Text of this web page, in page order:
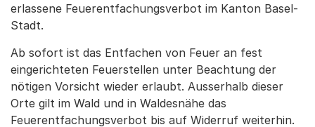
erlassene Feuerentfachungsverbot im Kanton Basel-
Stadt.
Ab sofort ist das Entfachen von Feuer an fest
eingerichteten Feuerstellen unter Beachtung der
nötigen Vorsicht wieder erlaubt. Ausserhalb dieser
Orte gilt im Wald und in Waldesnähe das
Feuerentfachungsverbot bis auf Widerruf weiterhin.